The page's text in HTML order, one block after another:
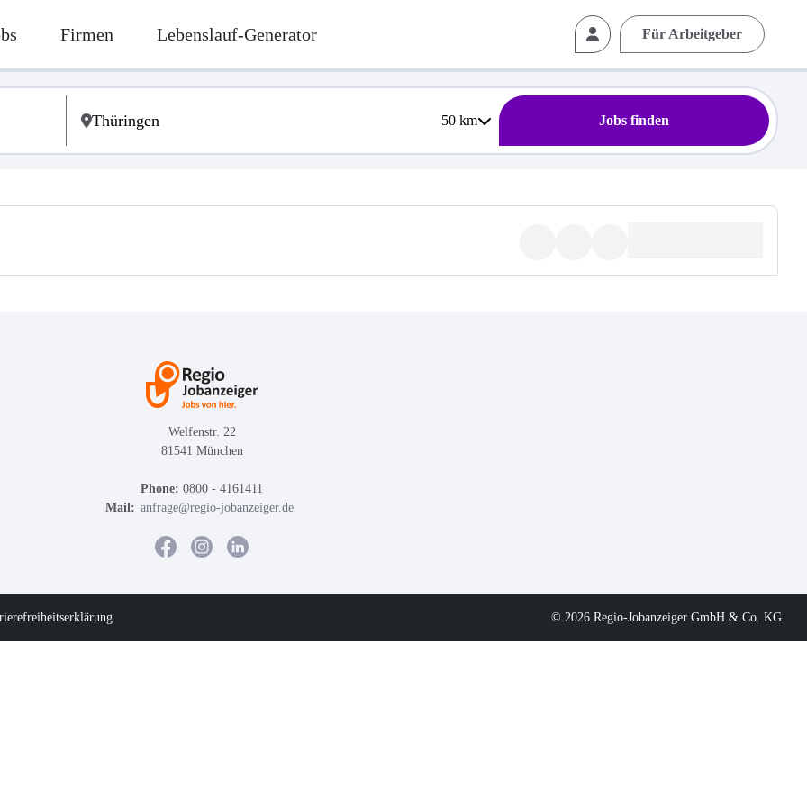
Firmen Lebenslauf-Generator Für Arbeitgeber
50km Jobs finden
Welfenstr. 22
81541 München
Phone: 0800 - 4161411
Mail: anfrage@regio-jobanzeiger.de
© 2026 Regio-Jobanzeiger GmbH & Co. KG